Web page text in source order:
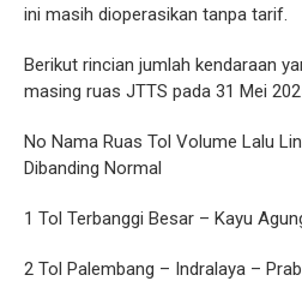
ini masih dioperasikan tanpa tarif.
Berikut rincian jumlah kendaraan
masing ruas JTTS pada 31 Mei
No Nama Ruas Tol Volume Lalu
Dibanding Normal
1 Tol Terbanggi Besar – Kayu
2 Tol Palembang – Indralaya –